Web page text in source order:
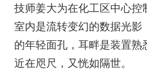
技师姜大为在化工区中心控
室内是流转变幻的数据光影
的年轻面孔，耳畔是装置熟
近在咫尺，又恍如隔世。